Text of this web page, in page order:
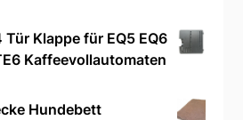
Klappe für EQ5 EQ6
Kaffeevollautomaten
Hundebett